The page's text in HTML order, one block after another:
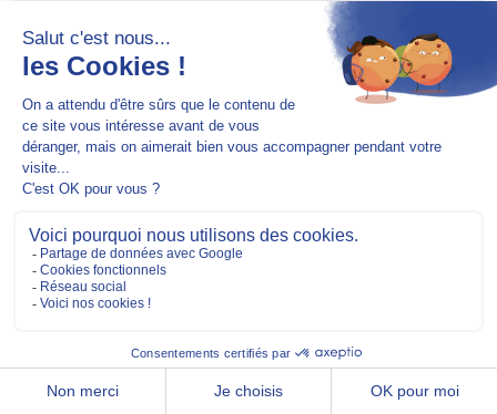
29.11.2022
HERIGE finalise l’acquisition de
PORALU Groupe et devient un des
principaux acteurs français de la
menuiserie industrielle
Télécharger
Chiffre d’affaires du 3ème trimestre
2022